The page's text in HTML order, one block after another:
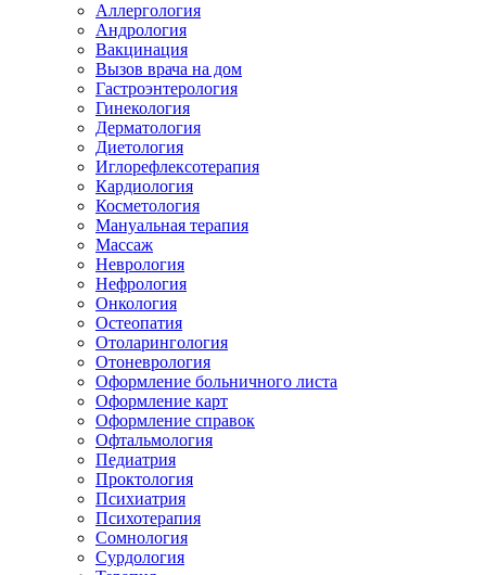
Аллергология
Андрология
Вакцинация
Вызов врача на дом
Гастроэнтерология
Гинекология
Дерматология
Диетология
Иглорефлексотерапия
Кардиология
Косметология
Мануальная терапия
Массаж
Неврология
Нефрология
Онкология
Остеопатия
Отоларингология
Отоневрология
Оформление больничного листа
Оформление карт
Оформление справок
Офтальмология
Педиатрия
Проктология
Психиатрия
Психотерапия
Сомнология
Сурдология